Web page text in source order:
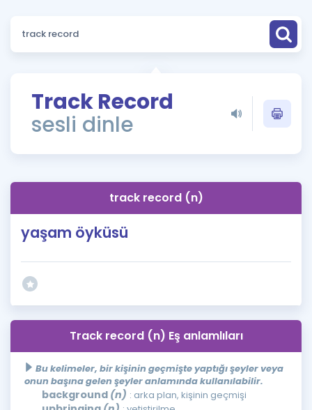
ÖSYM Sınav Takvimi
Kampanyalar
İngilizce Gramer
Track Record
sesli dinle
track record (n)
yaşam öyküsü
Track record (n) Eş anlamlıları
Bu kelimeler, bir kişinin geçmişte yaptığı şeyler veya
onun başına gelen şeyler anlamında kullanılabilir.
background (n) : arka plan, kişinin geçmişi